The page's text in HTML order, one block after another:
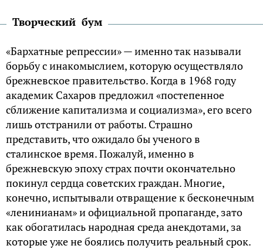
Творческий бум
«Бархатные репрессии» — именно так называли
борьбу с инакомыслием, которую осуществляло
брежневское правительство. Когда в 1968 году
академик Сахаров предложил «постепенное
сближение капитализма и социализма», его всего
лишь отстранили от работы. Страшно
представить, что ожидало бы ученого в
сталинское время. Пожалуй, именно в
брежневскую эпоху страх почти окончательно
покинул сердца советских граждан. Многие,
конечно, испытывали отвращение к бесконечным
«ленинианам» и официальной пропаганде, зато
как обогатилась народная среда анекдотами, за
которые уже не боялись получить реальный срок.